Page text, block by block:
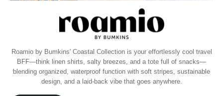
Roamio by Bumkins' Coastal Collection is your effortlessly cool travel
BFF—think linen shirts, salty breezes, and a tote full of snacks—
blending organized, waterproof function with soft stripes, sustainable
design, and a laid-back vibe that goes anywhere.